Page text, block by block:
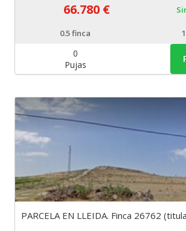
66.780 €
0.5finca
0
Pujas
PARCELA EN LLEIDA. Finca 26762